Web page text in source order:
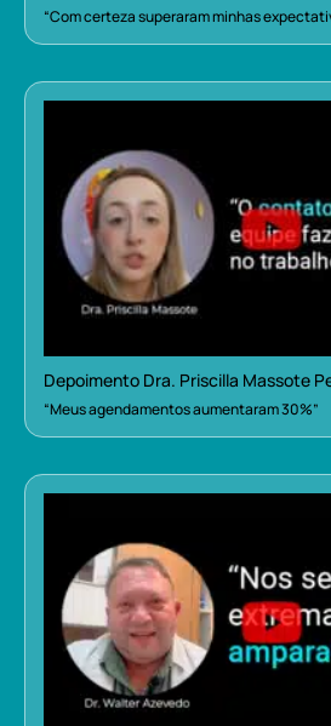
“Com certeza superaram minhas
Depoimento Dra. Priscilla Massote
“Meus agendamentos aumentaram 30%”